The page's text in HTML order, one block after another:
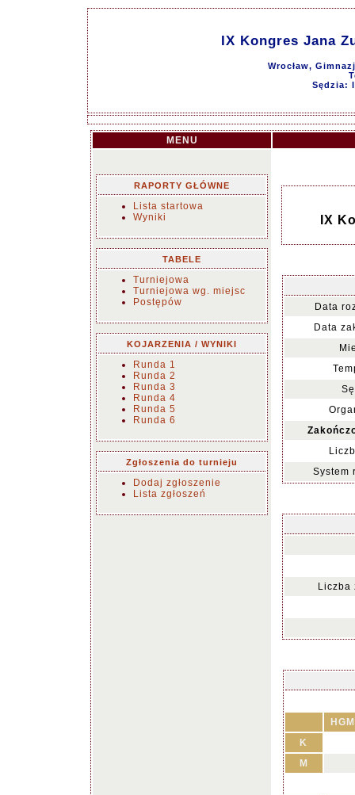
IX Kongres Jana
Wrocław,
Sędzia:
MENU
RAPORTY GŁÓWNE
Lista startowa
Wyniki
TABELE
Turniejowa
Turniejowa wg. miejsc
Postępów
KOJARZENIA / WYNIKI
Runda 1
Runda 2
Runda 3
Runda 4
Runda 5
Runda 6
Zgłoszenia do turnieju
Dodaj zgłoszenie
Lista zgłoszeń
IX
Data
Data
System
Liczba
HGM
K
M